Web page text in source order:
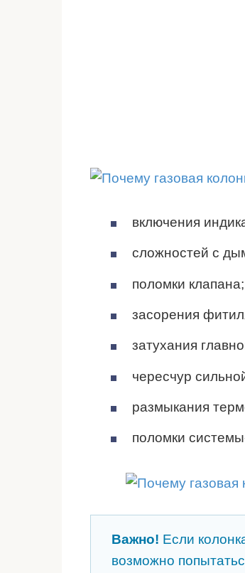
включения
сложностей с
поломки клапана;
засорения
затухания
чересчур
размыкания
поломки
Важно! Если
возможно